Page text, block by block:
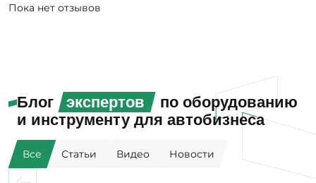
Пока нет отзывов
Блог экспертов
по оборудованию
и инструменту для автобизнеса
Все Статьи Видео Новости